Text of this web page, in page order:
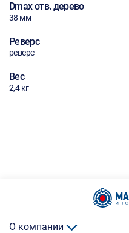
Dmax отв. дерево
38 мм
Реверс
реверс
Вес
2,4 кг
О компании